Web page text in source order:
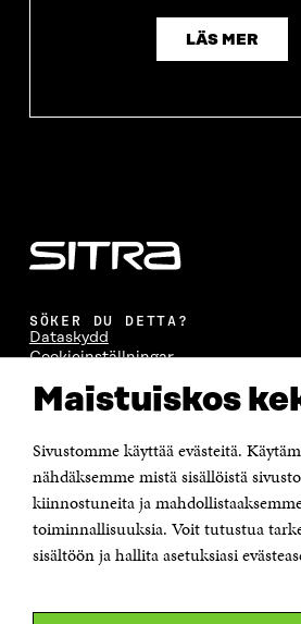
Maistuiskos
Sivustomme käyttää evästeitä.
nähdäksemme mistä sisällöistä
kiinnostuneita ja
toiminnallisuuksia. Voit tutustua
sisältöön ja hallita asetuksiasi
LÄS MER
SÖKER DU DETTA?
Dataskydd
Cookieinställningar
Tillgänglighetsutredning
Beskrivning av
KONTAKTA OSS
Jubileumsfonden för Finlands
Östersjögatan 11–13, PB 160,
00181 Helsingfors